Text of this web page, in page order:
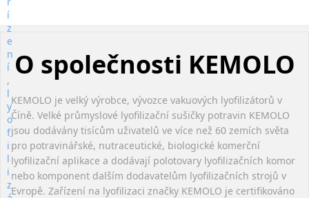
O společnosti KEMOLO
KEMOLO je velký výrobce, vývozce vakuových lyofilizátorů v
Číně. Velké průmyslové lyofilizační sušičky potravin KEMOLO
jsou dodávány tisícům uživatelů ve více než 60 zemích světa
pro potravinářské, nutraceutické, biologické komerční
lyofilizační aplikace a dodávají polotovary lyofilizačních komor
nebo komponent dalším dodavatelům lyofilizačních strojů v
Evropě. Zařízení na lyofilizaci značky KEMOLO je certifikováno